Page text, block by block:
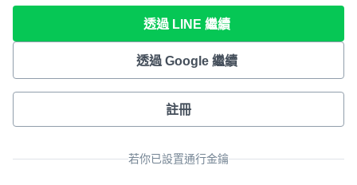
透過 LINE 繼續
透過 Google 繼續
註冊
若你已設置通行金鑰